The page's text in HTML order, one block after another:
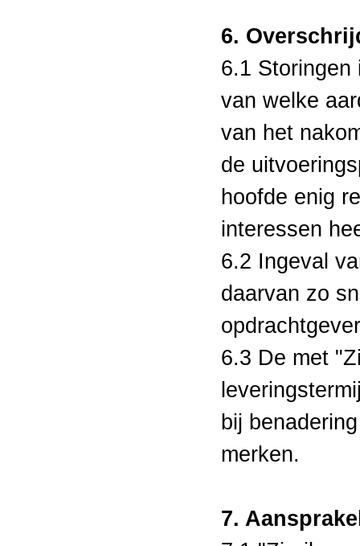
6.
6.1 Storingen
van welke
van het
de
hoofde enig
interessen
6.2 Ingeval
daarvan zo
6.3 De met
bij
merken.
7.